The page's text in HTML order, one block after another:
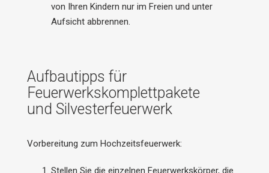
von Ihren Kindern nur im Freien und unter
Aufsicht abbrennen.
Aufbautipps für
Feuerwerkskomplettpakete
und Silvesterfeuerwerk
Vorbereitung zum Hochzeitsfeuerwerk:
Stellen Sie die einzelnen Feuerwerkskörper, die